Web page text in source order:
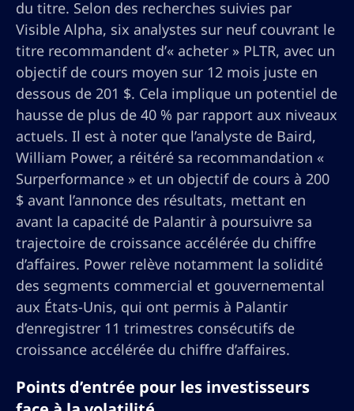
du titre. Selon des recherches suivies par
Visible Alpha, six analystes sur neuf couvrant le
titre recommandent d’« acheter » PLTR, avec un
objectif de cours moyen sur 12 mois juste en
dessous de 201 $. Cela implique un potentiel de
hausse de plus de 40 % par rapport aux niveaux
actuels. Il est à noter que l’analyste de Baird,
William Power, a réitéré sa recommandation «
Surperformance » et un objectif de cours à 200
$ avant l’annonce des résultats, mettant en
avant la capacité de Palantir à poursuivre sa
trajectoire de croissance accélérée du chiffre
d’affaires. Power relève notamment la solidité
des segments commercial et gouvernemental
aux États-Unis, qui ont permis à Palantir
d’enregistrer 11 trimestres consécutifs de
croissance accélérée du chiffre d’affaires.
Points d’entrée pour les investisseurs